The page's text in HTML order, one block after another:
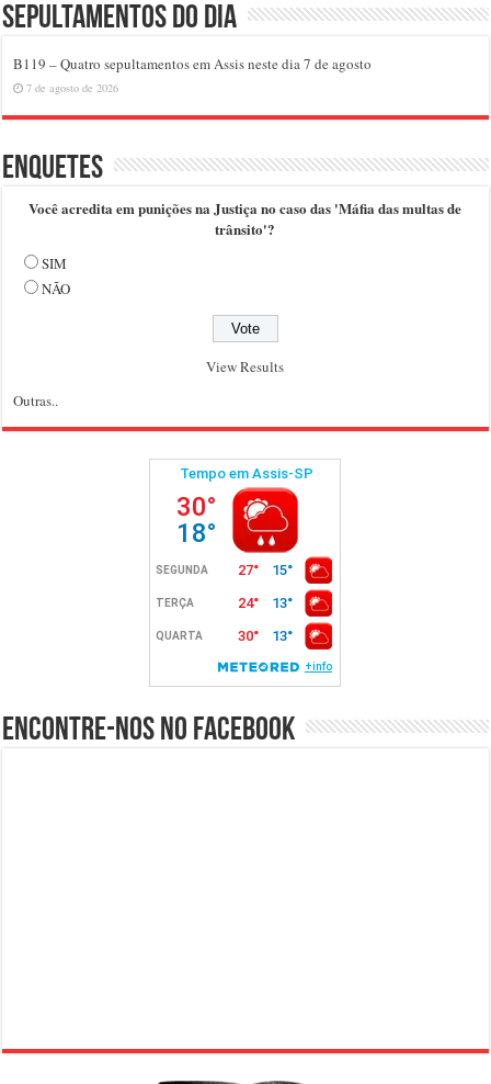
Sepultamentos do dia
B119 – Quatro sepultamentos em Assis neste dia 7 de agosto
7 de agosto de 2026
Enquetes
Você acredita em punições na Justiça no caso das 'Máfia das multas de
trânsito'?
SIM
NÃO
View Results
Outras..
Encontre-nos no Facebook